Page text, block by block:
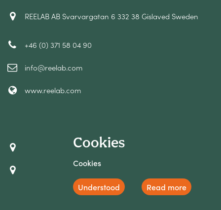
Cookies
Cookies
Understood Read more
REELAB AB Svarvargatan 6 332 38 Gislaved Sweden
+46 (0) 371 58 04 90
info@reelab.com
www.reelab.com